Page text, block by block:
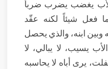
يغضب يضرب ضرباً
فعل شيئاً لكنه عقّد
وبين ابنه، والذي يحصل
يسيب، لا يبالي، لا
يرى أباه لا يحاسبه